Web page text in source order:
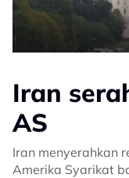
Iran
AS
Iran menyerahkan
Amerika Syarikat